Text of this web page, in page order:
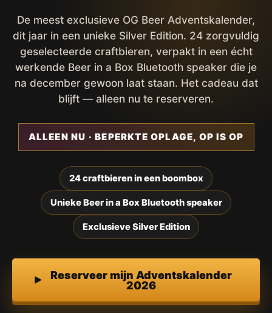
De meest exclusieve OG Beer Adventskalender,
dit jaar in een unieke Silver Edition. 24 zorgvuldig
geselecteerde craftbieren, verpakt in een écht
werkende Beer in a Box Bluetooth speaker die je
na december gewoon laat staan. Het cadeau dat
blijft — alleen nu te reserveren.
ALLEEN NU · BEPERKTE OPLAGE, OP IS OP
24 craftbieren in een boombox
Unieke Beer in a Box Bluetooth speaker
Exclusieve Silver Edition
Reserveer mijn Adventskalender
2026